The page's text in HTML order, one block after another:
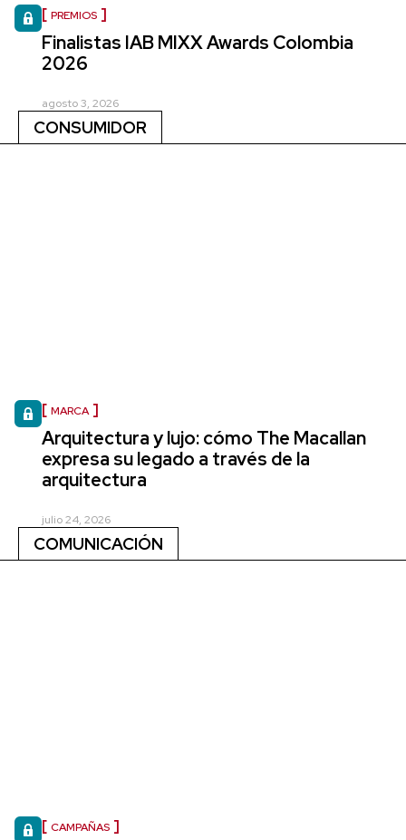
PREMIOS
Finalistas IAB MIXX Awards Colombia
2026
agosto 3, 2026
CONSUMIDOR
MARCA
Arquitectura y lujo: cómo The Macallan
expresa su legado a través de la
arquitectura
julio 24, 2026
COMUNICACIÓN
CAMPAÑAS